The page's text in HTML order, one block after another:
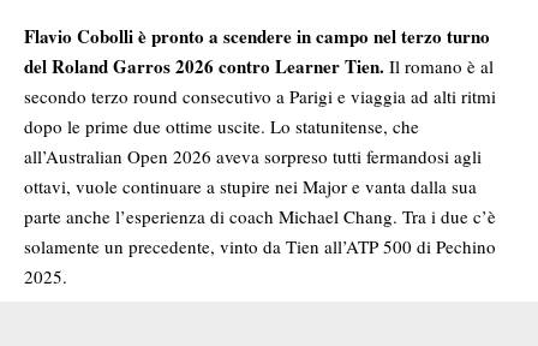
Flavio Cobolli è pronto a scendere in campo nel terzo turno
del Roland Garros 2026 contro Learner Tien. Il romano è al
secondo terzo round consecutivo a Parigi e viaggia ad alti ritmi
dopo le prime due ottime uscite. Lo statunitense, che
all’Australian Open 2026 aveva sorpreso tutti fermandosi agli
ottavi, vuole continuare a stupire nei Major e vanta dalla sua
parte anche l’esperienza di coach Michael Chang. Tra i due c’è
solamente un precedente, vinto da Tien all’ATP 500 di Pechino
2025.